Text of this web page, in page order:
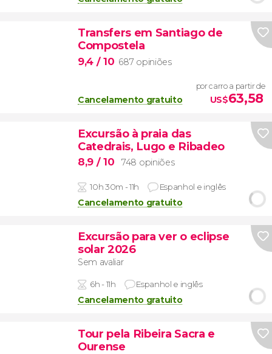
Transfers em Santiago de
Compostela
9,4 / 10 687 opiniões
Cancelamento gratuito
por carro a partir de
US$63,58
Excursão à praia das
Catedrais, Lugo e Ribadeo
8,9 / 10 748 opiniões
10h 30m - 11h Espanhol e inglês
Cancelamento gratuito
Excursão para ver o eclipse
solar 2026
Sem avaliar
6h - 11h Espanhol e inglês
Cancelamento gratuito
Tour pela Ribeira Sacra e
Ourense